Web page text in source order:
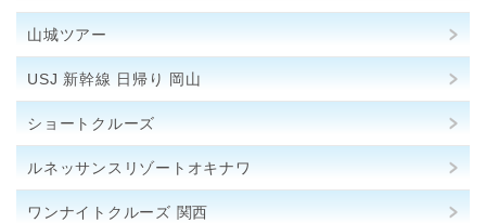
山城ツアー
USJ 新幹線 日帰り 岡山
ショートクルーズ
ルネッサンスリゾートオキナワ
ワンナイトクルーズ 関西